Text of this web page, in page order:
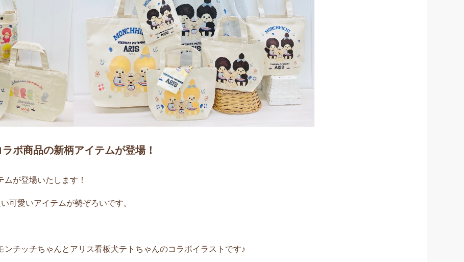
ボ商品の新柄アイテムが登場！
が登場いたします！
可愛いアイテムが勢ぞろいです。
チッチちゃんとアリス看板犬テトちゃんのコラボイラストです♪